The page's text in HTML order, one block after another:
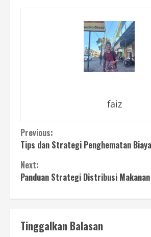
faiz
Continue
Reading
Previous:
Tips dan Strategi Penghematan
Next:
Panduan Strategi Distribusi
Tinggalkan Balasan